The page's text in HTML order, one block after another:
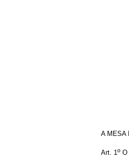
A MESA
Art. 1o O